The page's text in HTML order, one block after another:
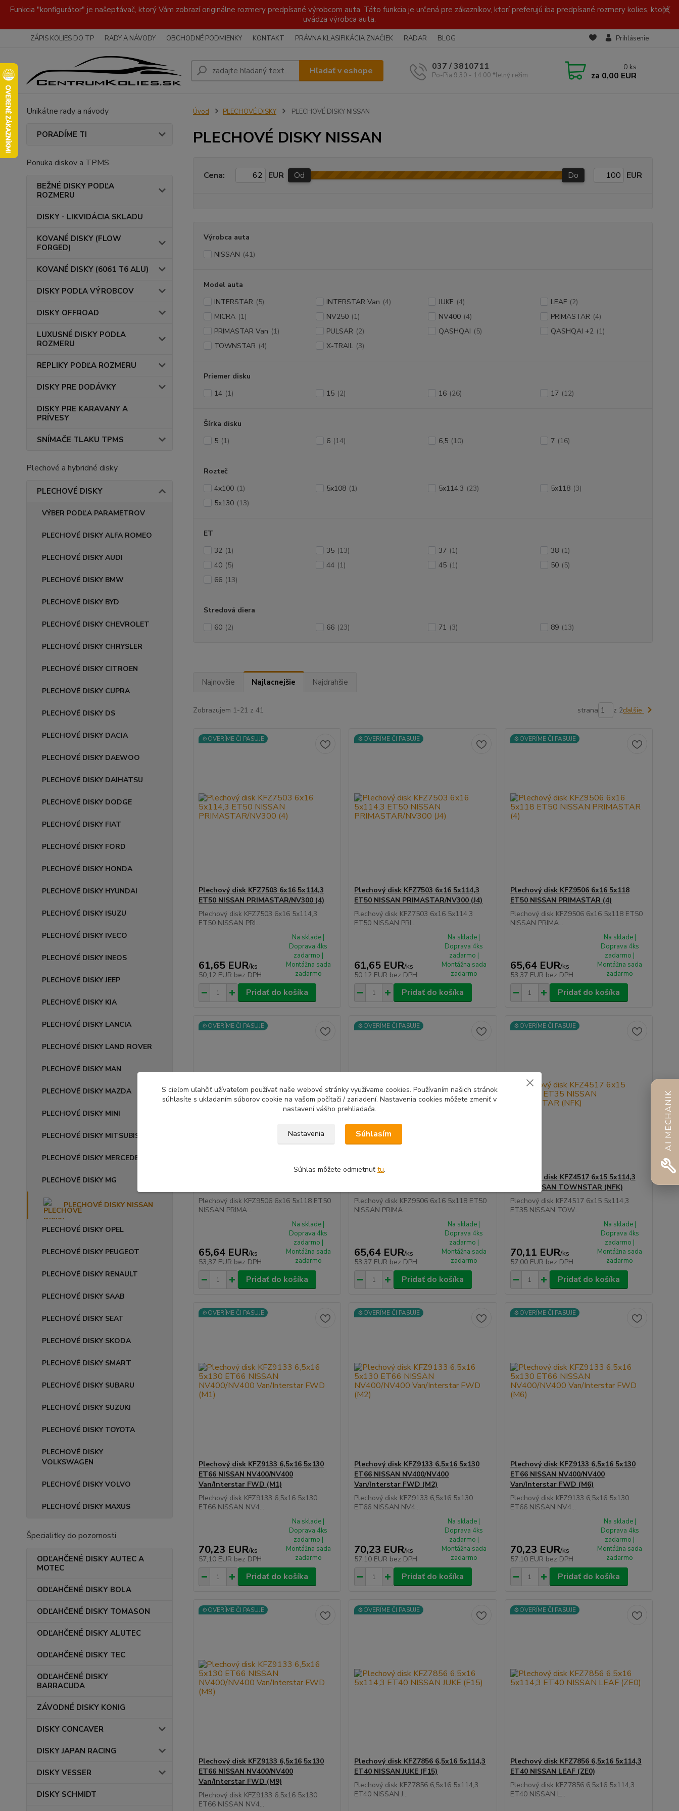
Funkcia "konfigurátor" je našeptávač, ktorý Vám zobrazí originálne rozmery predpísané výrobcom auta. Táto funkcia je určená pre zákazníkov, ktorí preferujú iba predpísané rozmery kolies, ktoré
uvádza výrobca auta.
ZÁPIS KOLIES DO TP RADY A NÁVODY OBCHODNÉ PODMIENKY KONTAKT PRÁVNA KLASIFIKÁCIA ZNAČIEK RADAR BLOG Prihlásenie
Hľadať v eshope 037 / 3810711
Po-Pia 9.30 - 14.00 *letný režim
0 ks
za 0,00 EUR
Unikátne rady a návody
PORADÍME TI
Ponuka diskov a TPMS
BEŽNÉ DISKY PODĽA
ROZMERU
DISKY - LIKVIDÁCIA SKLADU
KOVANÉ DISKY (FLOW
FORGED)
KOVANÉ DISKY (6061 T6 ALU)
DISKY PODĽA VÝROBCOV
DISKY OFFROAD
LUXUSNÉ DISKY PODĽA
ROZMERU
REPLIKY PODĽA ROZMERU
DISKY PRE DODÁVKY
DISKY PRE KARAVANY A
PRÍVESY
SNÍMAČE TLAKU TPMS
Plechové a hybridné disky
PLECHOVÉ DISKY
VÝBER PODĽA PARAMETROV
PLECHOVÉ DISKY ALFA ROMEO
PLECHOVÉ DISKY AUDI
PLECHOVÉ DISKY BMW
PLECHOVÉ DISKY BYD
PLECHOVÉ DISKY CHEVROLET
PLECHOVÉ DISKY CHRYSLER
PLECHOVÉ DISKY CITROEN
PLECHOVÉ DISKY CUPRA
PLECHOVÉ DISKY DS
PLECHOVÉ DISKY DACIA
PLECHOVÉ DISKY DAEWOO
PLECHOVÉ DISKY DAIHATSU
PLECHOVÉ DISKY DODGE
PLECHOVÉ DISKY FIAT
PLECHOVÉ DISKY FORD
PLECHOVÉ DISKY HONDA
PLECHOVÉ DISKY HYUNDAI
PLECHOVÉ DISKY ISUZU
PLECHOVÉ DISKY IVECO
PLECHOVÉ DISKY INEOS
PLECHOVÉ DISKY JEEP
PLECHOVÉ DISKY KIA
PLECHOVÉ DISKY LANCIA
PLECHOVÉ DISKY LAND ROVER
PLECHOVÉ DISKY MAN
PLECHOVÉ DISKY MAZDA
PLECHOVÉ DISKY MINI
PLECHOVÉ DISKY MITSUBISHI
PLECHOVÉ DISKY MERCEDES
PLECHOVÉ DISKY MG
PLECHOVÉ DISKY NISSAN
PLECHOVÉ DISKY OPEL
PLECHOVÉ DISKY PEUGEOT
PLECHOVÉ DISKY RENAULT
PLECHOVÉ DISKY SAAB
PLECHOVÉ DISKY SEAT
PLECHOVÉ DISKY SKODA
PLECHOVÉ DISKY SMART
PLECHOVÉ DISKY SUBARU
PLECHOVÉ DISKY SUZUKI
PLECHOVÉ DISKY TOYOTA
PLECHOVÉ DISKY
VOLKSWAGEN
PLECHOVÉ DISKY VOLVO
PLECHOVÉ DISKY MAXUS
Špecialitky do pozornosti
ODĽAHČENÉ DISKY AUTEC A
MOTEC
ODĽAHČENÉ DISKY BOLA
ODĽAHČENÉ DISKY TOMASON
ODĽAHČENÉ DISKY ALUTEC
ODĽAHČENÉ DISKY TEC
ODĽAHČENÉ DISKY
BARRACUDA
ZÁVODNÉ DISKY KONIG
DISKY CONCAVER
DISKY JAPAN RACING
DISKY VESSER
DISKY SCHMIDT
Úvod PLECHOVÉ DISKY PLECHOVÉ DISKY NISSAN
PLECHOVÉ DISKY NISSAN
Cena: EUR Od Do EUR
Výrobca auta
NISSAN (41)
Model auta
INTERSTAR (5) INTERSTAR Van (4) JUKE (4) LEAF (2)
MICRA (1) NV250 (1) NV400 (4) PRIMASTAR (4)
PRIMASTAR Van (1) PULSAR (2) QASHQAI (5) QASHQAI +2 (1)
TOWNSTAR (4) X-TRAIL (3)
Priemer disku
14 (1) 15 (2) 16 (26) 17 (12)
Šírka disku
5 (1) 6 (14) 6,5 (10) 7 (16)
Rozteč
4x100 (1) 5x108 (1) 5x114,3 (23) 5x118 (3)
5x130 (13)
ET
32 (1) 35 (13) 37 (1) 38 (1)
40 (5) 44 (1) 45 (1) 50 (5)
66 (13)
Stredová diera
60 (2) 66 (23) 71 (3) 89 (13)
Najnovšie Najlacnejšie Najdrahšie
Zobrazujem 1-21 z 41 strana z 2ďalšie
⚙️OVERÍME ČI PASUJE
Plechový disk KFZ7503 6x16 5x114,3
ET50 NISSAN PRIMASTAR/NV300 (4)
Plechový disk KFZ7503 6x16 5x114,3
ET50 NISSAN PRI...
61,65 EUR/ks
50,12 EUR bez DPH
Na sklade |
Doprava 4ks
zadarmo |
Montážna sada
zadarmo
Pridať do košíka
⚙️OVERÍME ČI PASUJE
Plechový disk KFZ7503 6x16 5x114,3
ET50 NISSAN PRIMASTAR/NV300 (J4)
Plechový disk KFZ7503 6x16 5x114,3
ET50 NISSAN PRI...
61,65 EUR/ks
50,12 EUR bez DPH
Na sklade |
Doprava 4ks
zadarmo |
Montážna sada
zadarmo
Pridať do košíka
⚙️OVERÍME ČI PASUJE
Plechový disk KFZ9506 6x16 5x118
ET50 NISSAN PRIMASTAR (4)
Plechový disk KFZ9506 6x16 5x118 ET50
NISSAN PRIMA...
65,64 EUR/ks
53,37 EUR bez DPH
Na sklade |
Doprava 4ks
zadarmo |
Montážna sada
zadarmo
Pridať do košíka
⚙️OVERÍME ČI PASUJE
Plechový disk KFZ9506 6x16 5x118 ET50
NISSAN PRIMA...
65,64 EUR/ks
53,37 EUR bez DPH
Na sklade |
Doprava 4ks
zadarmo |
Montážna sada
zadarmo
Pridať do košíka
⚙️OVERÍME ČI PASUJE
Plechový disk KFZ9506 6x16 5x118 ET50
NISSAN PRIMA...
65,64 EUR/ks
53,37 EUR bez DPH
Na sklade |
Doprava 4ks
zadarmo |
Montážna sada
zadarmo
Pridať do košíka
⚙️OVERÍME ČI PASUJE
Plechový disk KFZ4517 6x15 5x114,3
ET35 NISSAN TOWNSTAR (NFK)
Plechový disk KFZ4517 6x15 5x114,3
ET35 NISSAN TOW...
70,11 EUR/ks
57,00 EUR bez DPH
Na sklade |
Doprava 4ks
zadarmo |
Montážna sada
zadarmo
Pridať do košíka
⚙️OVERÍME ČI PASUJE
Plechový disk KFZ9133 6,5x16 5x130
ET66 NISSAN NV400/NV400
Van/Interstar FWD (M1)
Plechový disk KFZ9133 6,5x16 5x130
ET66 NISSAN NV4...
70,23 EUR/ks
57,10 EUR bez DPH
Na sklade |
Doprava 4ks
zadarmo |
Montážna sada
zadarmo
Pridať do košíka
⚙️OVERÍME ČI PASUJE
Plechový disk KFZ9133 6,5x16 5x130
ET66 NISSAN NV400/NV400
Van/Interstar FWD (M2)
Plechový disk KFZ9133 6,5x16 5x130
ET66 NISSAN NV4...
70,23 EUR/ks
57,10 EUR bez DPH
Na sklade |
Doprava 4ks
zadarmo |
Montážna sada
zadarmo
Pridať do košíka
⚙️OVERÍME ČI PASUJE
Plechový disk KFZ9133 6,5x16 5x130
ET66 NISSAN NV400/NV400
Van/Interstar FWD (M6)
Plechový disk KFZ9133 6,5x16 5x130
ET66 NISSAN NV4...
70,23 EUR/ks
57,10 EUR bez DPH
Na sklade |
Doprava 4ks
zadarmo |
Montážna sada
zadarmo
Pridať do košíka
⚙️OVERÍME ČI PASUJE
Plechový disk KFZ9133 6,5x16 5x130
ET66 NISSAN NV400/NV400
Van/Interstar FWD (M9)
Plechový disk KFZ9133 6,5x16 5x130
ET66 NISSAN NV4...
⚙️OVERÍME ČI PASUJE
Plechový disk KFZ7856 6,5x16 5x114,3
ET40 NISSAN JUKE (F15)
Plechový disk KFZ7856 6,5x16 5x114,3
ET40 NISSAN J...
⚙️OVERÍME ČI PASUJE
Plechový disk KFZ7856 6,5x16 5x114,3
ET40 NISSAN LEAF (ZE0)
Plechový disk KFZ7856 6,5x16 5x114,3
ET40 NISSAN L...
AI MECHANIK
S cieľom uľahčiť užívateľom používať naše webové stránky využívame cookies. Používaním našich stránok
súhlasíte s ukladaním súborov cookie na vašom počítači / zariadení. Nastavenia cookies môžete zmeniť v
nastavení vášho prehliadača.
Nastavenia Súhlasím
Súhlas môžete odmietnuť tu.